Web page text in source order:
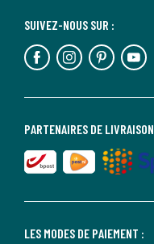
LES MODES DE PAIEMENT :
PARTENAIRES DE LIVRAISON
SUIVEZ-NOUS SUR :